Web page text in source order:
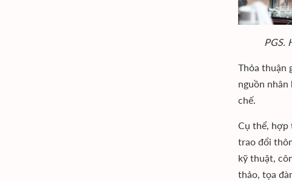
PGS.
Thỏa thuận
nguồn
chế.
Cụ thể, hợp
trao đổi
kỹ thuật,
thảo, tọa